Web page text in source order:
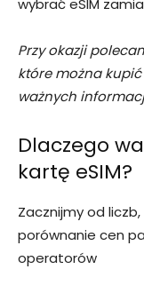
Przy okazji
które można
ważnych
Dlaczego
kartę eSIM?
Zacznijmy od
porównanie cen
operatorów